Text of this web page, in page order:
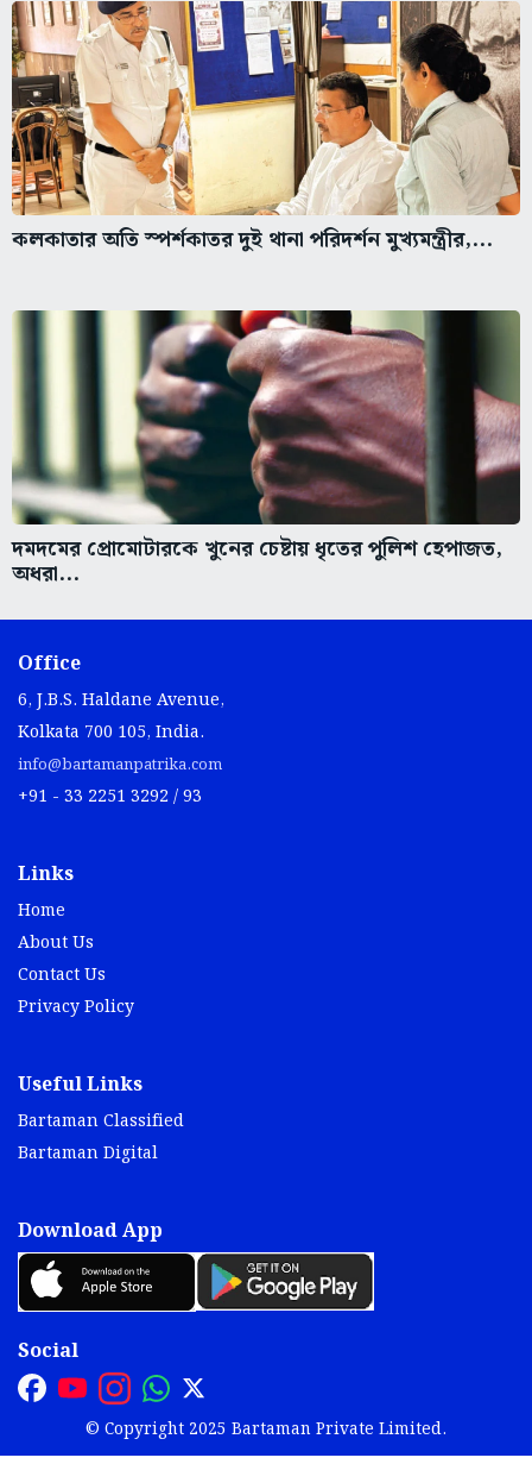
কলকাতার অতি স্পর্শকাতর দুই থানা পরিদর্শন মুখ্যমন্ত্রীর,...
দমদমের প্রোমোটারকে খুনের চেষ্টায় ধৃতের পুলিশ হেপাজত,
অধরা...
Office
6, J.B.S. Haldane Avenue,
Kolkata 700 105, India.
info@bartamanpatrika.com
+91 - 33 2251 3292 / 93
Links
Home
About Us
Contact Us
Privacy Policy
Useful Links
Bartaman Classified
Bartaman Digital
Download App
Social
© Copyright 2025 Bartaman Private Limited.